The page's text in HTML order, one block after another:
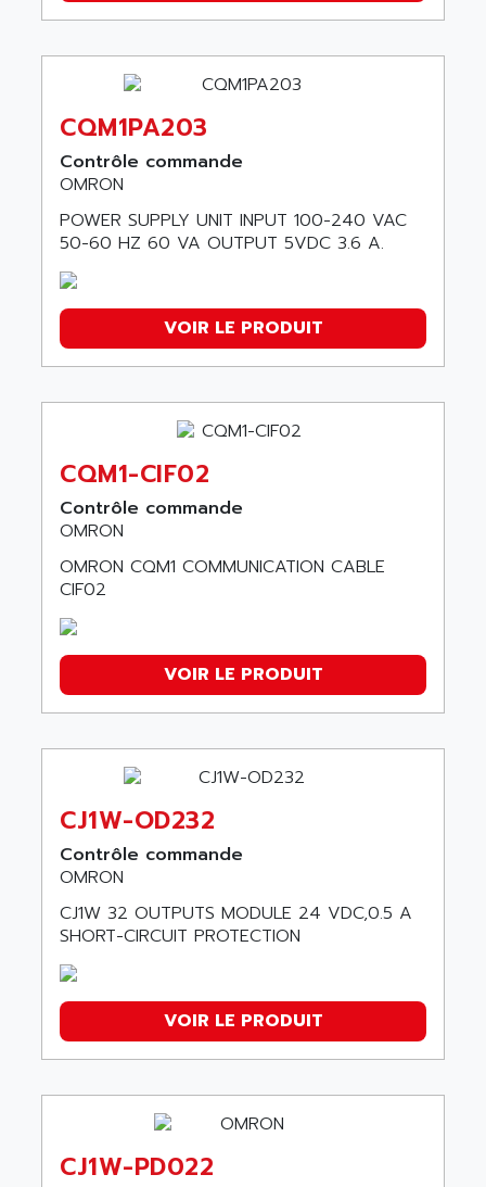
CQM1PA203
Contrôle commande
OMRON
POWER SUPPLY UNIT INPUT 100-240 VAC
50-60 HZ 60 VA OUTPUT 5VDC 3.6 A.
VOIR LE PRODUIT
CQM1-CIF02
Contrôle commande
OMRON
OMRON CQM1 COMMUNICATION CABLE
CIF02
VOIR LE PRODUIT
CJ1W-OD232
Contrôle commande
OMRON
CJ1W 32 OUTPUTS MODULE 24 VDC,0.5 A
SHORT-CIRCUIT PROTECTION
VOIR LE PRODUIT
CJ1W-PD022